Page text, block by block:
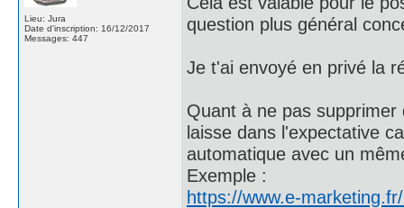
Lieu: Jura
Date d'inscription: 16/12/2017
Messages: 447
question plus général
Je t'ai envoyé en privé la
Quant à ne pas
laisse dans l'expectative
automatique avec un
Exemple :
https://www.e-